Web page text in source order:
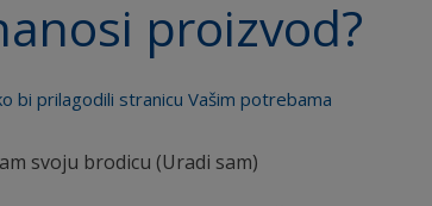
proizvod?
bi prilagodili stranicu Vašim potrebama
svoju brodicu (Uradi sam)